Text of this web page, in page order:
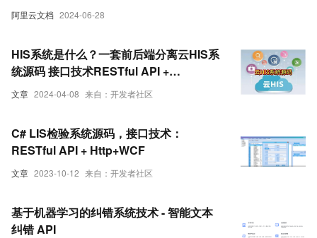
阿里云文档 2024-06-28
文章 2024-04-08 来自：开发者社区
HIS系统是什么？一套前后端分离云HIS系
统源码 接口技术RESTful API +
WebSocket + WebService
文章 2023-10-12 来自：开发者社区
C# LIS检验系统源码，接口技术：
RESTful API + Http+WCF
基于机器学习的纠错系统技术 - 智能文本
纠错 API